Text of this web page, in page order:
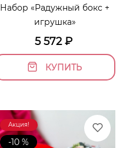
Набор «Радужный бокс +
игрушка»
5 572₽
КУПИТЬ
Акция!
-10 %